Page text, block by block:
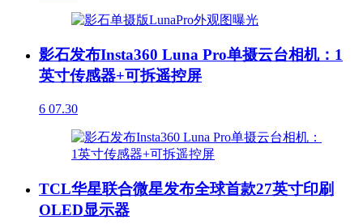
影石发布Insta360 Luna Pro单摄云台相机：1
英寸传感器+可拆遥控屏
6 07.30
TCL华星联合微星发布全球首款27英寸印刷
OLED显示器